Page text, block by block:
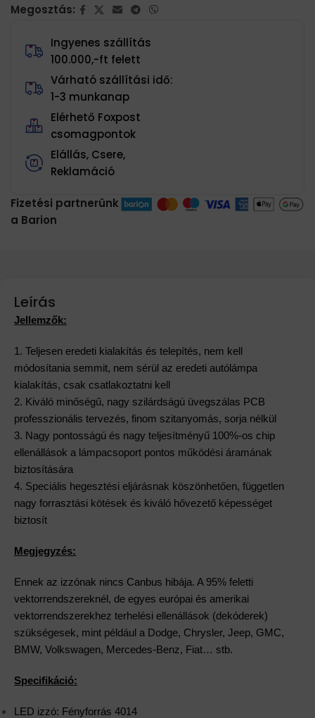
Megosztás:
Ingyenes szállítás
100.000,-ft felett
Várható szállítási idő:
1-3 munkanap
Elérhető Foxpost
csomagpontok
Elállás, Csere,
Reklamáció
Fizetési partnerünk
a Barion
Leírás
Jellemzők:
1. Teljesen eredeti kialakítás és telepítés, nem kell
módosítania semmit, nem sérül az eredeti autólámpa
kialakítás, csak csatlakoztatni kell
2. Kiváló minőségű, nagy szilárdságú üvegszálas PCB
professzionális tervezés, finom szitanyomás, sorja nélkül
3. Nagy pontosságú és nagy teljesítményű 100%-os chip
ellenállások a lámpacsoport pontos működési áramának
biztosítására
4. Speciális hegesztési eljárásnak köszönhetően, független
nagy forrasztási kötések és kiváló hővezető képességet
biztosít
Megjegyzés:
Ennek az izzónak nincs Canbus hibája. A 95% feletti
vektorrendszereknél, de egyes európai és amerikai
vektorrendszerekhez terhelési ellenállások (dekóderek)
szükségesek, mint például a Dodge, Chrysler, Jeep, GMC,
BMW, Volkswagen, Mercedes-Benz, Fiat… stb.
Specifikáció:
LED izzó: Fényforrás 4014